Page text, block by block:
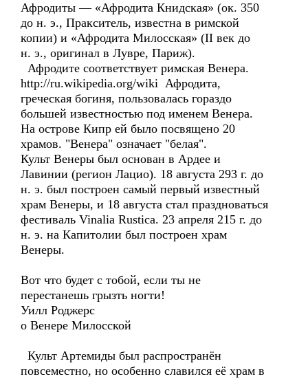
Афродиты — «Афродита Книдская» (ок. 350
до н. э., Пракситель, известна в римской
копии) и «Афродита Милосская» (II век до
н. э., оригинал в Лувре, Париж).
Афродите соответствует римская Венера.
http://ru.wikipedia.org/wiki Афродита,
греческая богиня, пользовалась гораздо
большей известностью под именем Венера.
На острове Кипр ей было посвящено 20
храмов. "Венера" означает "белая".
Культ Венеры был основан в Ардее и
Лавинии (регион Лацио). 18 августа 293 г. до
н. э. был построен самый первый известный
храм Венеры, и 18 августа стал праздноваться
фестиваль Vinalia Rustica. 23 апреля 215 г. до
н. э. на Капитолии был построен храм
Венеры.
Вот что будет с тобой, если ты не
перестанешь грызть ногти!
Уилл Роджерс
о Венере Милосской
Культ Артемиды был распространён
повсеместно, но особенно славился её храм в